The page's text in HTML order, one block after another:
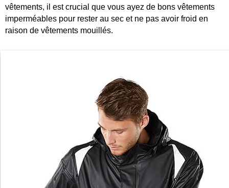
vêtements, il est crucial que vous ayez de bons vêtements
imperméables pour rester au sec et ne pas avoir froid en
raison de vêtements mouillés.